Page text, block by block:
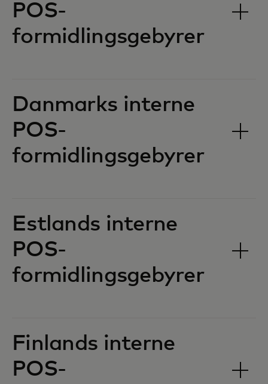
POS-
formidlingsgebyrer‎‎
Danmarks interne
POS-
formidlingsgebyrer‎‎
Estlands interne
POS-
formidlingsgebyrer‎‎
Finlands interne
POS-